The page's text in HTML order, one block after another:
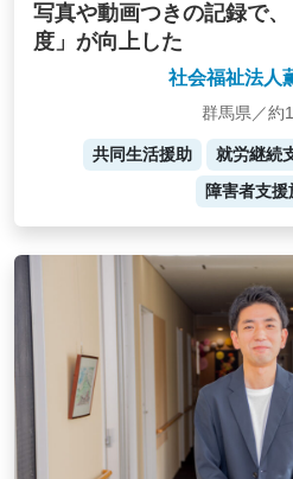
写真や動画つきの記録で
度」が向上した
社会福祉法人
群馬県／約
共同生活援助 就労継続
障害者支援